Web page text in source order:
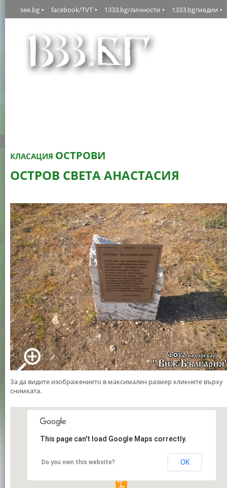
see.bg facebook/TVT 1333.bg/личности 1333.bg/медии
КЛАСАЦИЯ ОСТРОВИ
ОСТРОВ СВЕТА АНАСТАСИЯ
За да видите изображението в максимален размер кликнете върху
снимката.
This page can't load Google Maps correctly.
Do you own this website? OK